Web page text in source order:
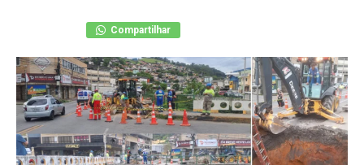
Compartilhar